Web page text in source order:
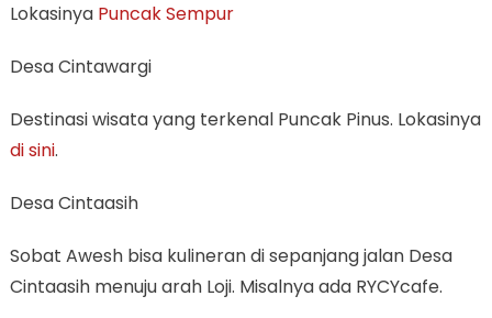
Lokasinya Puncak Sempur
Desa Cintawargi
Destinasi wisata yang terkenal Puncak Pinus. Lokasinya
di sini.
Desa Cintaasih
Sobat Awesh bisa kulineran di sepanjang jalan Desa
Cintaasih menuju arah Loji. Misalnya ada RYCYcafe.